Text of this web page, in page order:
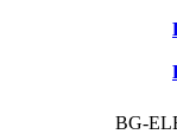
BG-